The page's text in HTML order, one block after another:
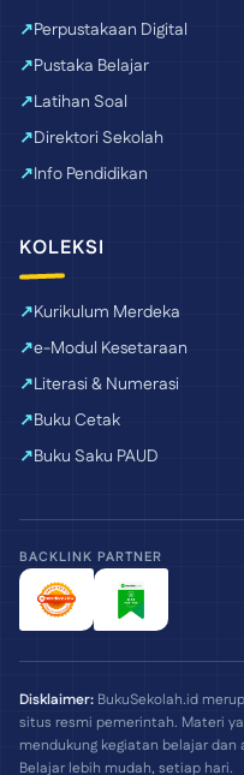
Perpustakaan Digital
Pustaka Belajar
Latihan Soal
Direktori Sekolah
Info Pendidikan
KOLEKSI
Kurikulum Merdeka
e-Modul Kesetaraan
Literasi & Numerasi
Buku Cetak
Buku Saku PAUD
BACKLINK PARTNER
Disklaimer: BukuSekolah.id
situs resmi pemerintah. Materi
mendukung kegiatan belajar dan
Belajar lebih mudah, setiap hari.